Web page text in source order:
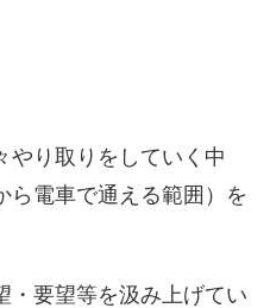
やり取りをしていく中
ら電車で通える範囲）を
・要望等を汲み上げてい